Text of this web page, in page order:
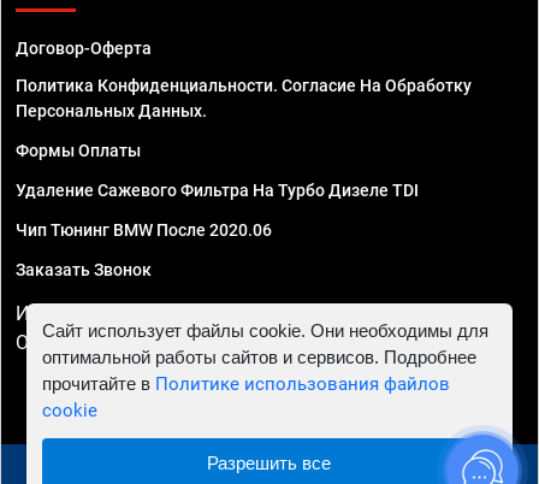
Договор-Оферта
Политика Конфиденциальности. Согласие На Обработку
Персональных Данных.
Формы Оплаты
Удаление Сажевого Фильтра На Турбо Дизеле TDI
Чип Тюнинг BMW После 2020.06
Заказать Звонок
ИП Смирнов Георгий Павлович. ИНН 781302555843,
ОГРНИП 324470400032610
© 2010 - 2026 Чип тюнинг в Ярославле - Автосервис
Сайт использует файлы cookie. Они необходимы для
оптимальной работы сайтов и сервисов. Подробнее
прочитайте в Политике использования файлов
cookie
Разрешить все